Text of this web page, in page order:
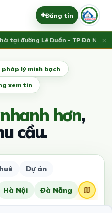
Đăng tin
tại đường Lê Duẩn - TP Đà Nẵng;×
pháp lý minh bạch
xem tin
nhanh hơn,
cầu.
Dự án
Hà Nội Đà Nẵng